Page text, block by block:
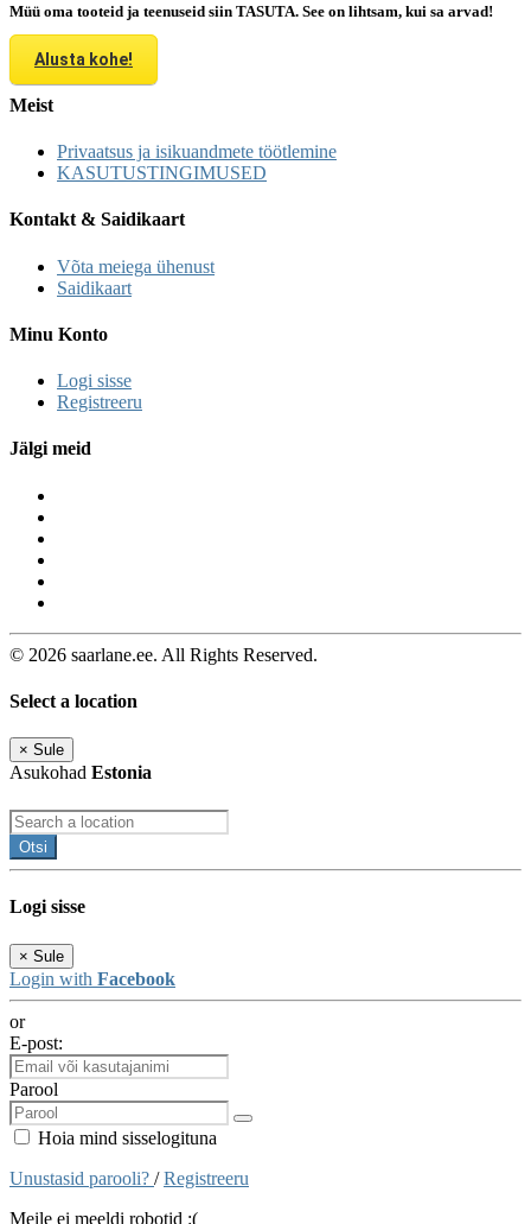
Müü oma tooteid ja teenuseid siin TASUTA. See on lihtsam, kui sa arvad!
Alusta kohe!
Meist
Privaatsus ja isikuandmete töötlemine
KASUTUSTINGIMUSED
Kontakt & Saidikaart
Võta meiega ühenust
Saidikaart
Minu Konto
Logi sisse
Registreeru
Jälgi meid
© 2026 saarlane.ee. All Rights Reserved.
Select a location
× Sule
Asukohad Estonia
Otsi
Logi sisse
× Sule
Login with Facebook
or
E-post:
Parool
Hoia mind sisselogituna
Unustasid parooli? /Registreeru
Meile ei meeldi robotid :(